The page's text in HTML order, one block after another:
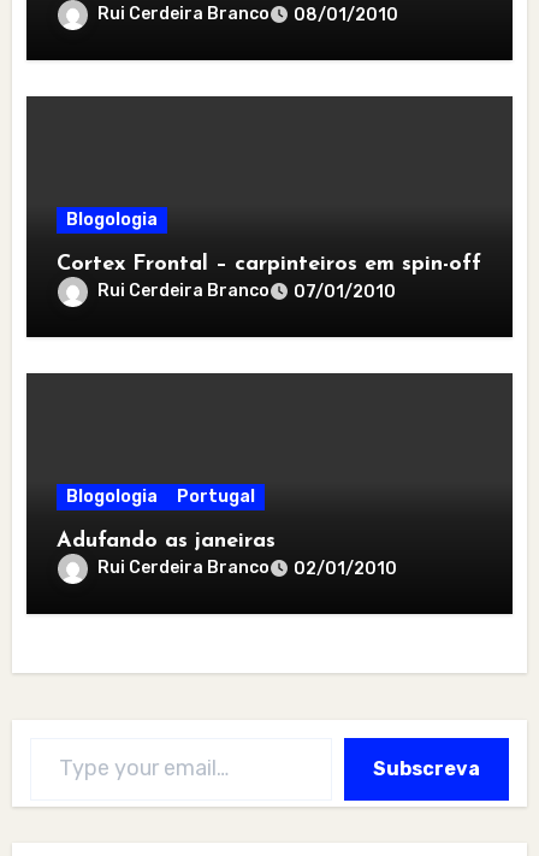
Rui Cerdeira Branco 08/01/2010
Blogologia
Cortex Frontal – carpinteiros em spin-off
Rui Cerdeira Branco 07/01/2010
Blogologia Portugal
Adufando as janeiras
Rui Cerdeira Branco 02/01/2010
Subscreva